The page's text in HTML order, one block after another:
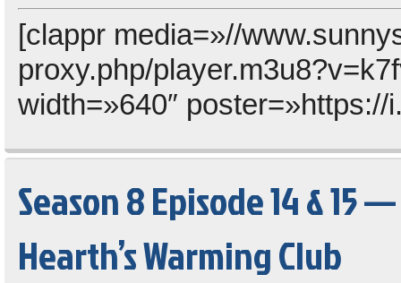
[clappr media=»//
proxy.php/
width=»640″
Season 8 Episode 14 & 15
Hearth’s Warming Club